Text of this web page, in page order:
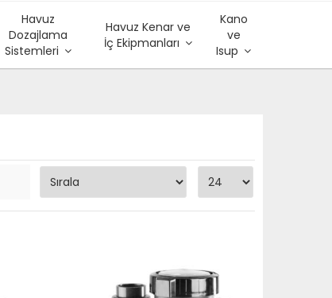
Havuz
Dozajlama
Sistemleri
Havuz Kenar ve
İç Ekipmanları
Kano
ve
Isup